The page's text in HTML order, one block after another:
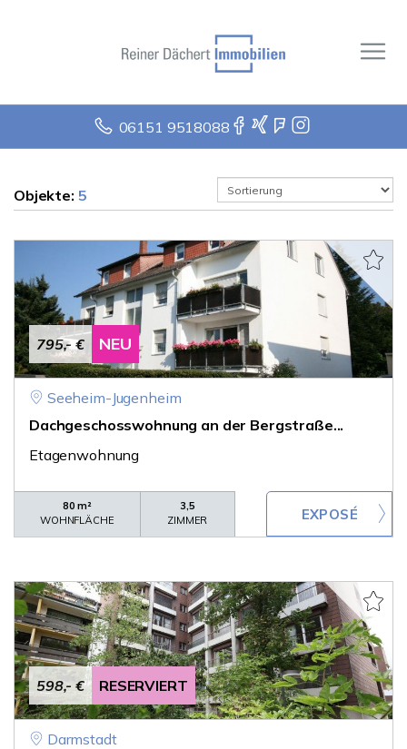
06151 9518088
Objekte: 5
795,- € NEU
Seeheim-Jugenheim
Dachgeschosswohnung an der Bergstraße...
Etagenwohnung
80 m²
WOHNFLÄCHE
3,5
ZIMMER
598,- € RESERVIERT
Darmstadt